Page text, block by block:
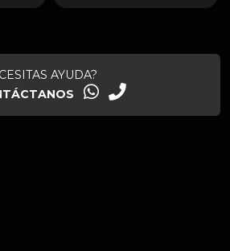
AYUDA?